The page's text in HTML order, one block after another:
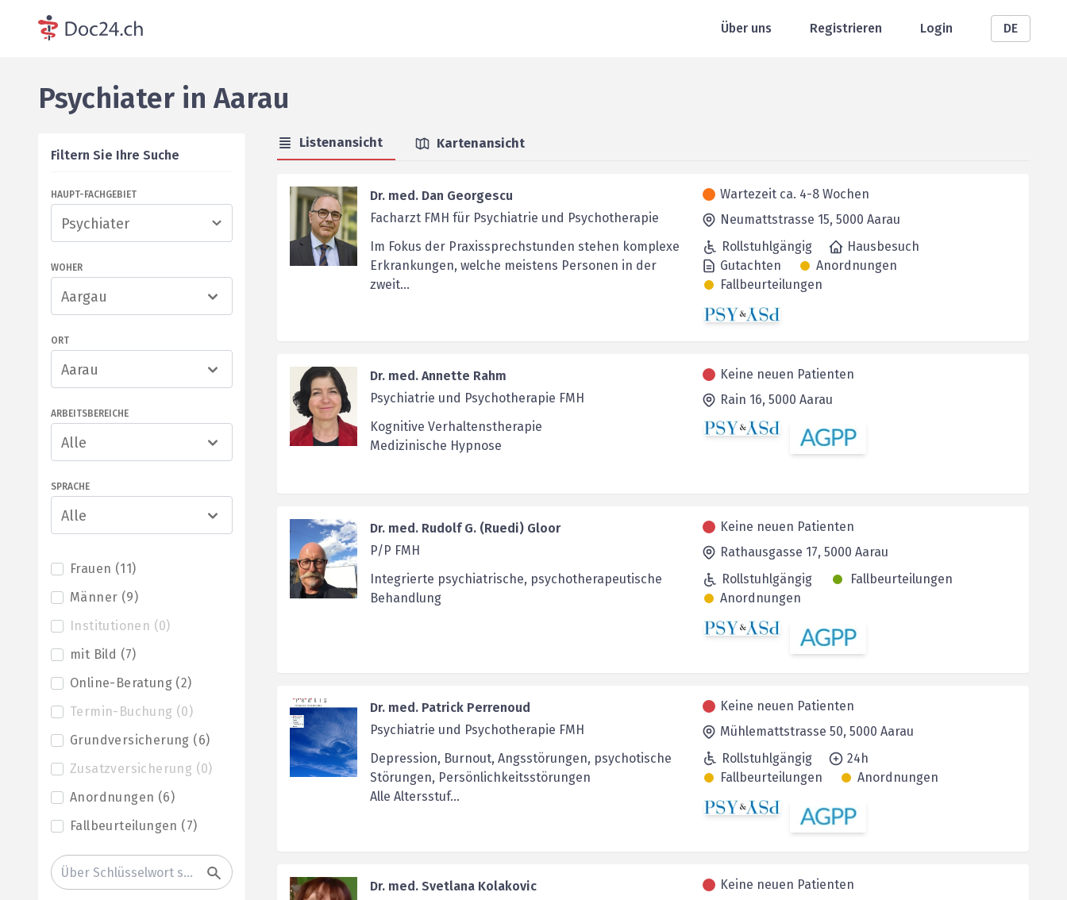
Über uns Registrieren Login DE
Psychiater in Aarau
Filtern Sie Ihre Suche
HAUPT-FACHGEBIET
WOHER
Aargau
ORT
Aarau
ARBEITSBEREICHE
Alle
SPRACHE
Alle
Frauen (11)
Männer (9)
Institutionen (0)
mit Bild (7)
Online-Beratung (2)
Termin-Buchung (0)
Grundversicherung (6)
Zusatzversicherung (0)
Anordnungen (6)
Fallbeurteilungen (7)
Listenansicht Kartenansicht
Dr. med. Dan Georgescu
Facharzt FMH für Psychiatrie und Psychotherapie
Im Fokus der Praxissprechstunden stehen komplexe
Erkrankungen, welche meistens Personen in der
zweit...
Wartezeit ca. 4-8 Wochen
Neumattstrasse 15, 5000 Aarau
Rollstuhlgängig
Hausbesuch
Gutachten
Anordnungen
Fallbeurteilungen
Dr. med. Annette Rahm
Psychiatrie und Psychotherapie FMH
Kognitive Verhaltenstherapie
Medizinische Hypnose
Keine neuen Patienten
Rain 16, 5000 Aarau
Dr. med. Rudolf G. (Ruedi) Gloor
P/P FMH
Integrierte psychiatrische, psychotherapeutische
Behandlung
Keine neuen Patienten
Rathausgasse 17, 5000 Aarau
Rollstuhlgängig
Fallbeurteilungen
Anordnungen
Dr. med. Patrick Perrenoud
Psychiatrie und Psychotherapie FMH
Depression, Burnout, Angsstörungen, psychotische
Störungen, Persönlichkeitsstörungen
Alle Altersstuf...
Keine neuen Patienten
Mühlemattstrasse 50, 5000 Aarau
Rollstuhlgängig
24h
Fallbeurteilungen
Anordnungen
Dr. med. Svetlana Kolakovic
Keine neuen Patienten